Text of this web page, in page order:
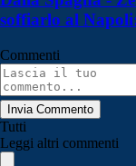
soffiarlo al
Commenti
Invia Commento
Tutti
Leggi altri commenti